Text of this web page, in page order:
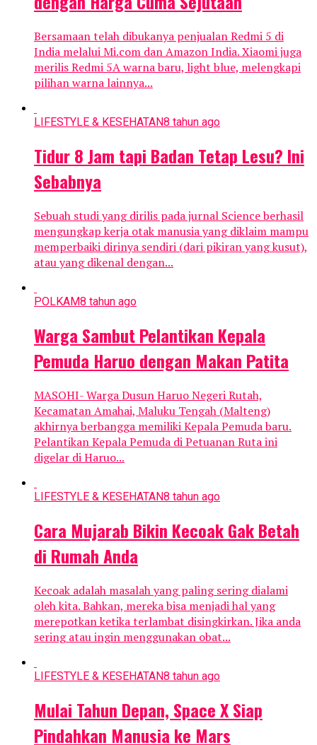
Bersamaan telah dibukanya penjualan Redmi 5 di
India melalui Mi.com dan Amazon India. Xiaomi juga
merilis Redmi 5A warna baru, light blue, melengkapi
pilihan warna lainnya...
LIFESTYLE & KESEHATAN8 tahun ago
Tidur 8 Jam tapi Badan Tetap Lesu? Ini
Sebabnya
Sebuah studi yang dirilis pada jurnal Science berhasil
mengungkap kerja otak manusia yang diklaim mampu
memperbaiki dirinya sendiri (dari pikiran yang kusut),
atau yang dikenal dengan...
POLKAM8 tahun ago
Warga Sambut Pelantikan Kepala
Pemuda Haruo dengan Makan Patita
MASOHI- Warga Dusun Haruo Negeri Rutah,
Kecamatan Amahai, Maluku Tengah (Malteng)
akhirnya berbangga memiliki Kepala Pemuda baru.
Pelantikan Kepala Pemuda di Petuanan Ruta ini
digelar di Haruo...
LIFESTYLE & KESEHATAN8 tahun ago
Cara Mujarab Bikin Kecoak Gak Betah
di Rumah Anda
Kecoak adalah masalah yang paling sering dialami
oleh kita. Bahkan, mereka bisa menjadi hal yang
merepotkan ketika terlambat disingkirkan. Jika anda
sering atau ingin menggunakan obat...
LIFESTYLE & KESEHATAN8 tahun ago
Mulai Tahun Depan, Space X Siap
Pindahkan Manusia ke Mars